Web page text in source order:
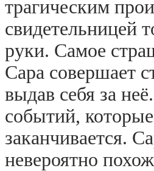
трагическим
свидетельницей
руки. Самое
Сара совершает
выдав себя за
событий,
заканчивается.
невероятно